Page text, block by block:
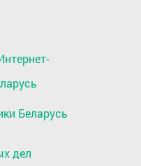
Беларусь
дел